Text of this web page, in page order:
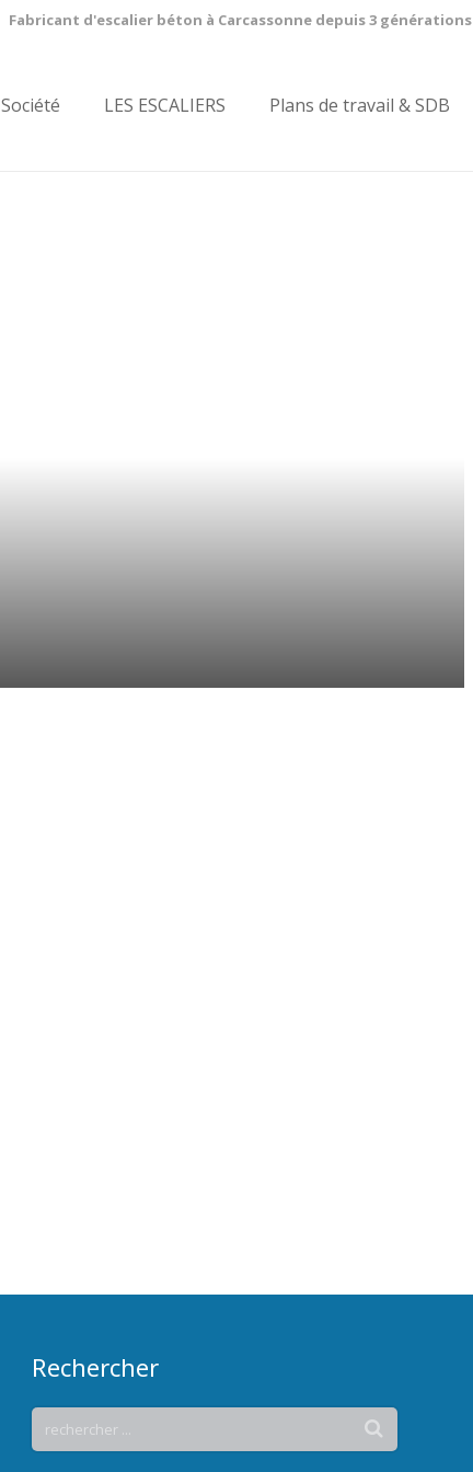
Fabricant d'escalier béton à Carcassonne depuis 3 générations
Société LES ESCALIERS Plans de travail & SDB
Rechercher